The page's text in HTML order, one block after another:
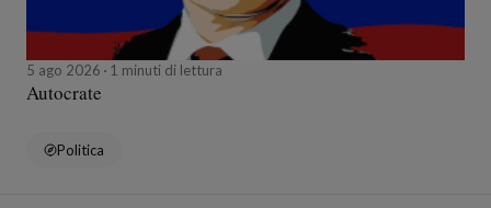
5 ago 2026 1 minuti di lettura
Autocrate
Politica